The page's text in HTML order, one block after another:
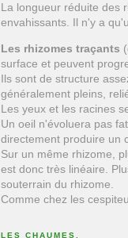
La longueur réduite des
envahissants. Il n'y a
Les rhizomes traçants
surface et peuvent
Ils sont de structure
généralement pleins,
Les yeux et les racines
Un oeil n'évoluera pas
directement produire un
Sur un même rhizome,
est donc très linéaire.
souterrain du rhizome.
Comme chez les
LES CHAUMES.